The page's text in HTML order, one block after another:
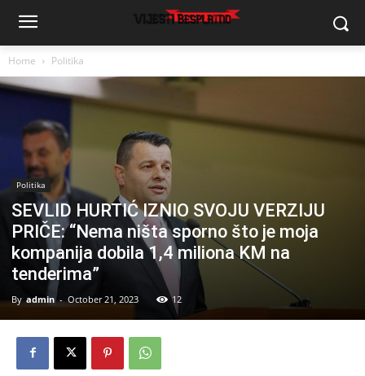
Home Politika
Politika
SEVLID HURTIĆ IZNIO SVOJU VERZIJU
PRIČE: “Nema ništa sporno što je moja
kompanija dobila 1,4 miliona KM na
tenderima”
By admin - October 21, 2023 12